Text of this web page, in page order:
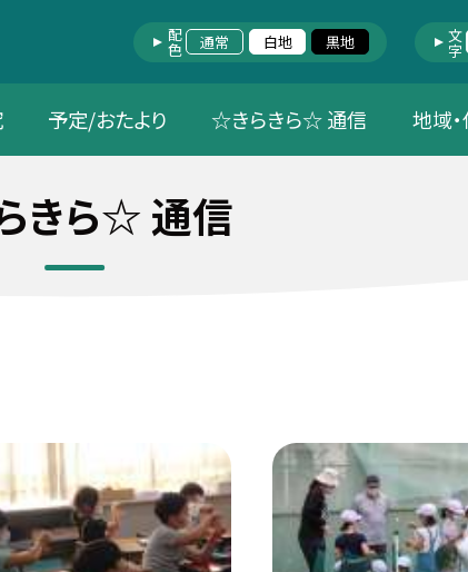
配色 通常 白地 黒地 文字
予定/おたより ☆きらきら☆ 通信 地域
きら☆ 通信